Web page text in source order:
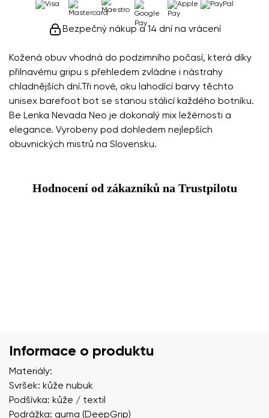
Kožená obuv vhodná do podzimního počasí, která díky
přilnavému gripu s přehledem zvládne i nástrahy
chladnějších dní.Tři nové, oku lahodící barvy těchto
unisex barefoot bot se stanou stálicí každého botníku.
Be Lenka Nevada Neo je dokonalý mix ležérnosti a
elegance. Vyrobeny pod dohledem nejlepších
obuvnických mistrů na Slovensku.
Bezpečný nákup a 14 dní na vrácení
Hodnocení od zákazníků na Trustpilotu
Informace o produktu
Materiály:
Svršek: kůže nubuk
Podšívka: kůže / textil
Podrážka: guma (DeepGrip)